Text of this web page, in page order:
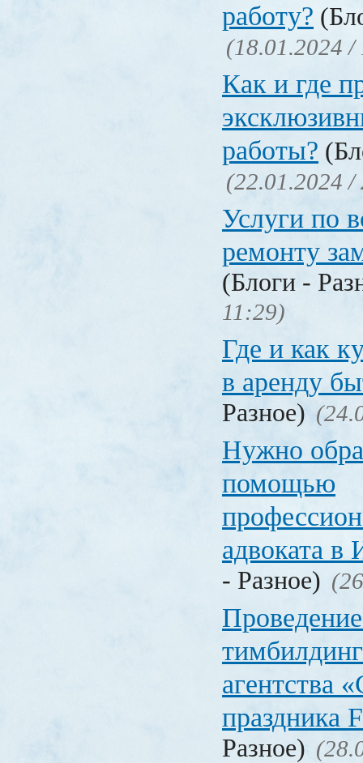
работу?
(18.01.2024 /
Как и где
работы?
(22.01.2024 /
Услуги по
ремонту
(Блоги -
11:29)
Где и как
в аренду
Разное)
Нужно
помощью
адвоката в
- Разное)
агентства
праздника
Разное)